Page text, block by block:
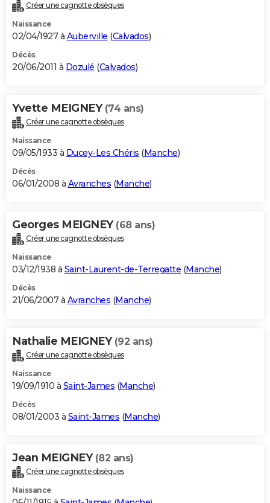
Créer une cagnotte obsèques
Naissance
02/04/1927 à Auberville (Calvados)
Décès
20/06/2011 à Dozulé (Calvados)
Yvette MEIGNEY (74 ans)
Créer une cagnotte obsèques
Naissance
09/05/1933 à Ducey-Les Chéris (Manche)
Décès
06/01/2008 à Avranches (Manche)
Georges MEIGNEY (68 ans)
Créer une cagnotte obsèques
Naissance
03/12/1938 à Saint-Laurent-de-Terregatte (Manche)
Décès
21/06/2007 à Avranches (Manche)
Nathalie MEIGNEY (92 ans)
Créer une cagnotte obsèques
Naissance
19/09/1910 à Saint-James (Manche)
Décès
08/01/2003 à Saint-James (Manche)
Jean MEIGNEY (82 ans)
Créer une cagnotte obsèques
Naissance